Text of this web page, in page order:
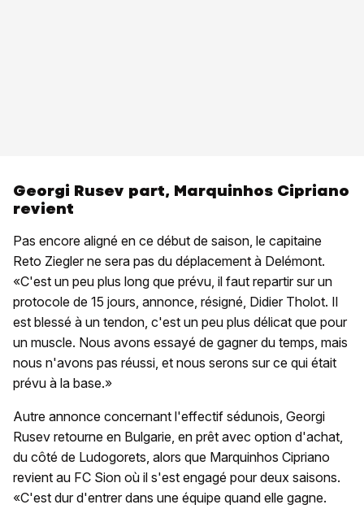
Georgi Rusev part, Marquinhos Cipriano
revient
Pas encore aligné en ce début de saison, le capitaine
Reto Ziegler ne sera pas du déplacement à Delémont.
«C'est un peu plus long que prévu, il faut repartir sur un
protocole de 15 jours, annonce, résigné, Didier Tholot. Il
est blessé à un tendon, c'est un peu plus délicat que pour
un muscle. Nous avons essayé de gagner du temps, mais
nous n'avons pas réussi, et nous serons sur ce qui était
prévu à la base.»
Autre annonce concernant l'effectif sédunois, Georgi
Rusev retourne en Bulgarie, en prêt avec option d'achat,
du côté de Ludogorets, alors que Marquinhos Cipriano
revient au FC Sion où il s'est engagé pour deux saisons.
«C'est dur d'entrer dans une équipe quand elle gagne.